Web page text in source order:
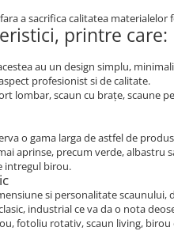
a sacrifica calitatea materialelor
printre care:
au un design simplu,
profesionist si de calitate.
lombar, scaun cu brațe, scaune
o gama larga de astfel de
aprinse, precum verde, albastru
intregul birou.
si personalitate scaunului,
industrial ce va da o nota
fotoliu rotativ, scaun living,